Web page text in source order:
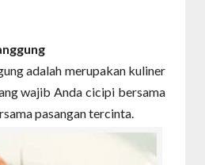
adalah merupakan kuliner
wajib Anda cicipi bersama
pasangan tercinta.